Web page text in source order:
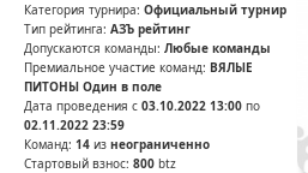
Категория турнира: Официальный турнир
Тип рейтинга: АЗЪ рейтинг
Допускаются команды: Любые команды
Премиальное участие команд: ВЯЛЫЕ
ПИТОНЫ Один в поле
Дата проведения с 03.10.2022 13:00 по
02.11.2022 23:59
Команд: 14 из неограниченно
Стартовый взнос: 800 btz